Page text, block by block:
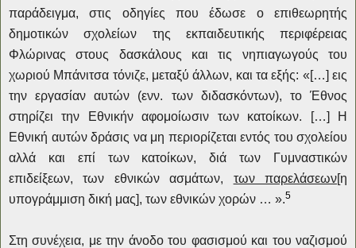
παράδειγμα, στις οδηγίες που έδωσε ο επιθεωρητής
δημοτικών σχολείων της εκπαιδευτικής περιφέρειας
Φλώρινας στους δασκάλους και τις νηπιαγωγούς του
χωριού Μπάνιτσα τόνιζε, μεταξύ άλλων, και τα εξής: «[…] εις
την εργασίαν αυτών (ενν. των διδασκόντων), το Έθνος
στηρίζει την Εθνικήν αφομοίωσιν των κατοίκων. […] Η
Εθνική αυτών δράσις να μη περιορίζεται εντός του σχολείου
αλλά και επί των κατοίκων, διά των Γυμναστικών
επιδείξεων, των εθνικών ασμάτων, των παρελάσεων[η
υπογράμμιση δική μας], των εθνικών χορών … ».5
Στη συνέχεια, με την άνοδο του φασισμού και του ναζισμού